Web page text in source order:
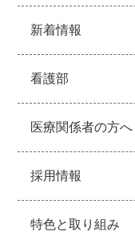
新着情報
看護部
医療関係者の方へ
採用情報
特色と取り組み